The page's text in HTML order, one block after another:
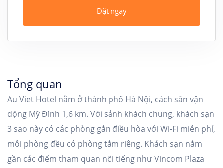
Đặt ngay
Tổng quan
Au Viet Hotel nằm ở thành phố Hà Nội, cách sân vận
động Mỹ Đình 1,6 km. Với sảnh khách chung, khách sạn
3 sao này có các phòng gắn điều hòa với Wi-Fi miễn phí,
mỗi phòng đều có phòng tắm riêng. Khách sạn nằm
gần các điểm tham quan nổi tiếng như Vincom Plaza